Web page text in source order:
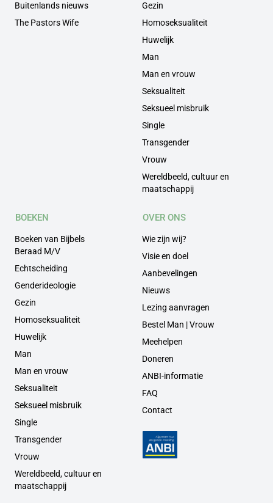
Buitenlands nieuws
The Pastors Wife
Gezin
Homoseksualiteit
Huwelijk
Man
Man en vrouw
Seksualiteit
Seksueel misbruik
Single
Transgender
Vrouw
Wereldbeeld, cultuur en
maatschappij
BOEKEN
Boeken van Bijbels
Beraad M/V
Echtscheiding
Genderideologie
Gezin
Homoseksualiteit
Huwelijk
Man
Man en vrouw
Seksualiteit
Seksueel misbruik
Single
Transgender
Vrouw
Wereldbeeld, cultuur en
maatschappij
OVER ONS
Wie zijn wij?
Visie en doel
Aanbevelingen
Nieuws
Lezing aanvragen
Bestel Man | Vrouw
Meehelpen
Doneren
ANBI-informatie
FAQ
Contact